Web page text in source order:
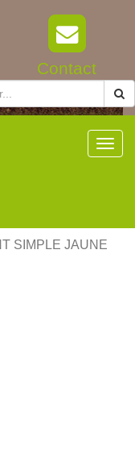
Contact
SIMPLE JAUNE